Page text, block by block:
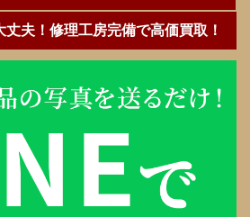
夫！修理工房完備で高価買取！